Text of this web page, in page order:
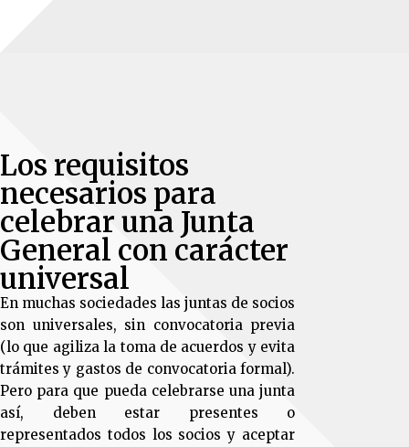
Los requisitos
necesarios para
celebrar una Junta
General con carácter
universal
En muchas sociedades las juntas de socios
son universales, sin convocatoria previa
(lo que agiliza la toma de acuerdos y evita
trámites y gastos de convocatoria formal).
Pero para que pueda celebrarse una junta
así, deben estar presentes o
representados todos los socios y aceptar